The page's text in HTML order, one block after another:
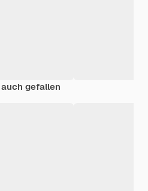
gefallen